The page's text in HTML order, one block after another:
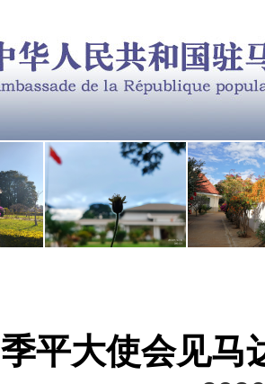
季平大使会见马